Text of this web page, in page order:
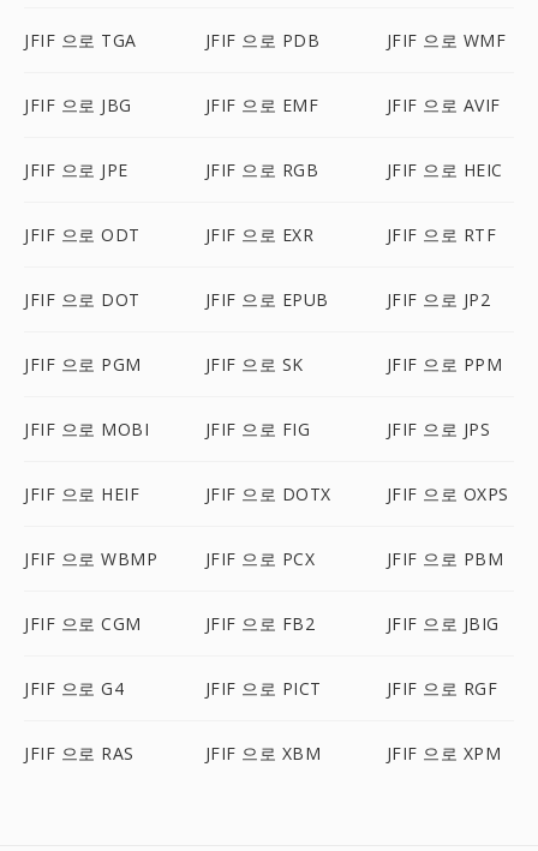
JFIF 으로 TGA JFIF 으로 PDB JFIF 으로 WMF
JFIF 으로 JBG JFIF 으로 EMF JFIF 으로 AVIF
JFIF 으로 JPE JFIF 으로 RGB JFIF 으로 HEIC
JFIF 으로 ODT JFIF 으로 EXR JFIF 으로 RTF
JFIF 으로 DOT JFIF 으로 EPUB JFIF 으로 JP2
JFIF 으로 PGM JFIF 으로 SK JFIF 으로 PPM
JFIF 으로 MOBI JFIF 으로 FIG JFIF 으로 JPS
JFIF 으로 HEIF JFIF 으로 DOTX JFIF 으로 OXPS
JFIF 으로 WBMP JFIF 으로 PCX JFIF 으로 PBM
JFIF 으로 CGM JFIF 으로 FB2 JFIF 으로 JBIG
JFIF 으로 G4 JFIF 으로 PICT JFIF 으로 RGF
JFIF 으로 RAS JFIF 으로 XBM JFIF 으로 XPM